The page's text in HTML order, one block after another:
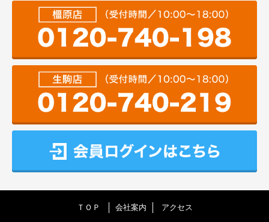
ＴＯＰ 会社案内 アクセス